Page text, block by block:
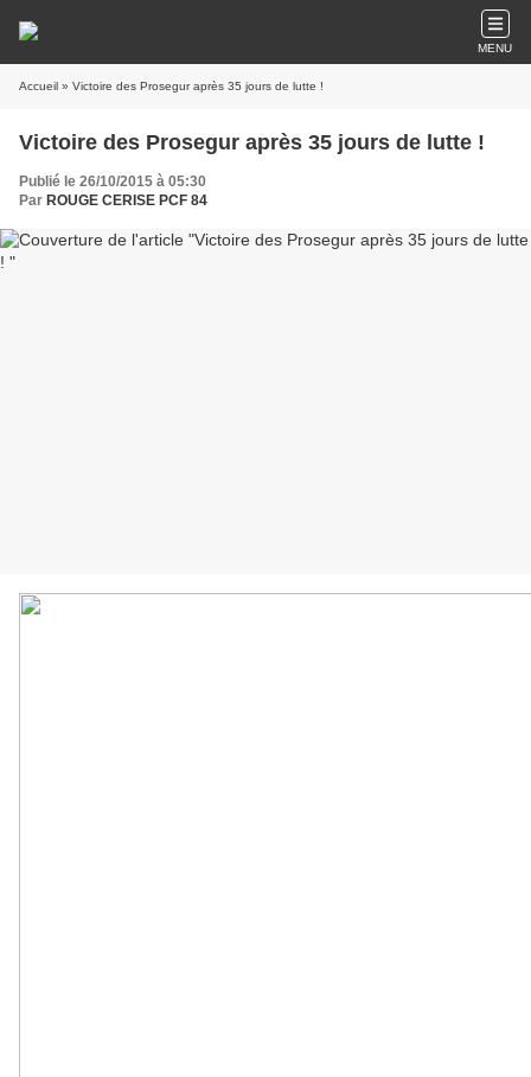
MENU
Accueil » Victoire des Prosegur après 35 jours de lutte !
Victoire des Prosegur après 35 jours de lutte !
Publié le 26/10/2015 à 05:30
Par ROUGE CERISE PCF 84